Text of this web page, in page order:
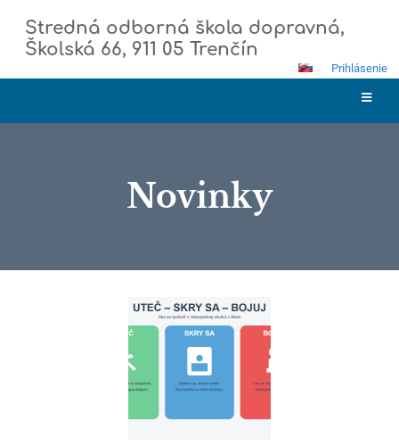
Stredná odborná škola dopravná,
Školská 66, 911 05 Trenčín
Prihlásenie
Novinky